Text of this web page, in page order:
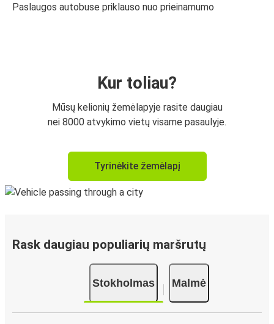
Paslaugos autobuse priklauso nuo prieinamumo
Kur toliau?
Mūsų kelionių žemėlapyje rasite daugiau
nei 8000 atvykimo vietų visame pasaulyje.
Tyrinėkite žemėlapį
Rask daugiau populiarių maršrutų
Stokholmas Malmė